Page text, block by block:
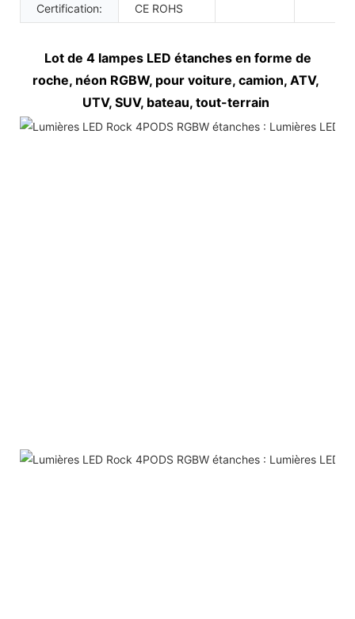
Certification: CE ROHS
Lot de 4 lampes LED étanches en forme de
roche, néon RGBW, pour voiture, camion, ATV,
UTV, SUV, bateau, tout-terrain